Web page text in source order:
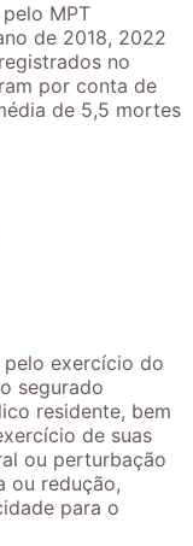
MPT
de 2018, 2022
no
por conta de
de 5,5 mortes
exercício do
segurado
residente, bem
de suas
ou perturbação
ou redução,
para o